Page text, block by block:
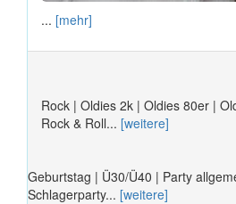
... [mehr]
Rock | Oldies 2k | Oldies 80er |
Rock & Roll... [weitere]
Geburtstag | Ü30/Ü40 | Party
Schlagerparty... [weitere]